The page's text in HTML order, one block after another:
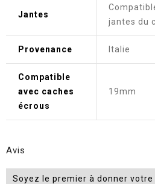
Jantes
jantes du
Provenance Italie
Compatible
avec caches
écrous
19mm
Avis
Soyez le premier à donner votre